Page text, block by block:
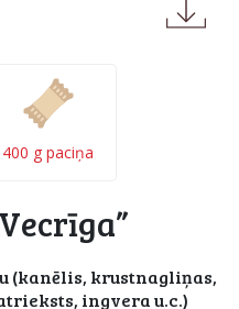
400 g paciņa
(kanēlis, krustnagliņas,
ingvera u.c.)